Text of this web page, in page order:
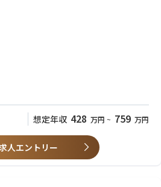
エリア）で分離申請されていますので、調
です。
おり、お車でアクセスがしやすいエリアで
とで共通のため、ストレスなくお仕事が可
想定年収 428 万円 ~ 759 万円
人エントリー